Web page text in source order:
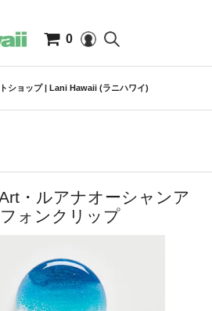
0
ショップ | Lani Hawaii (ラニハワイ)
・ルアナオーシャンア
ォンクリップ